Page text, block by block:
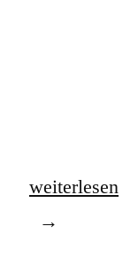
„Helfer-/
Mai
weiterlesen